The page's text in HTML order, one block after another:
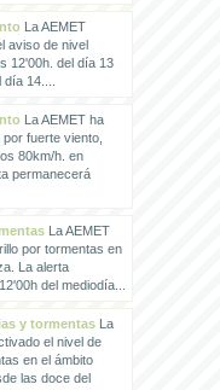
La AEMET
aviso de nivel
12'00h. del día 13
14....
La AEMET ha
fuerte viento,
80km/h. en
permanecerá
La AEMET
por tormentas en
La alerta
del mediodía...
y tormentasLa
el nivel de
en el ámbito
las doce del